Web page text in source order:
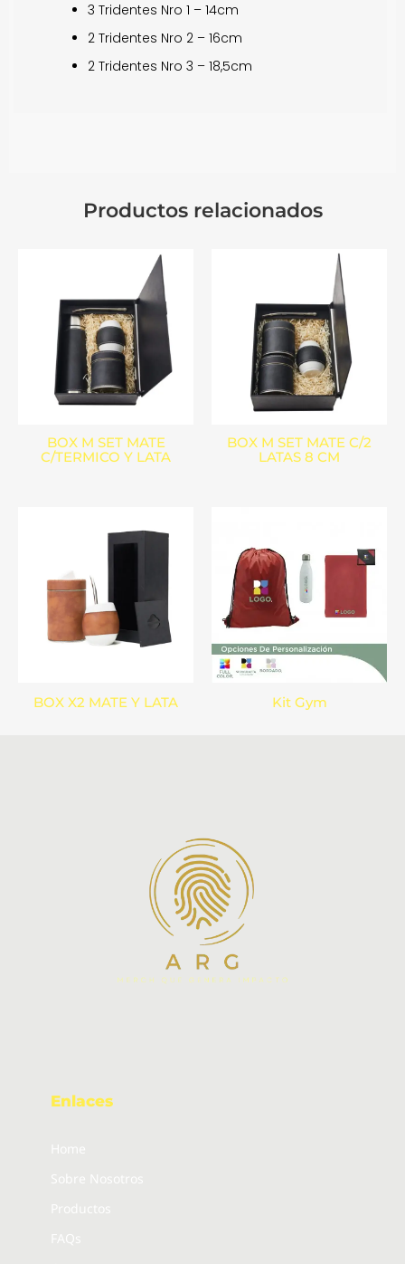
3 Tridentes Nro 1 – 14cm
2 Tridentes Nro 2 – 16cm
2 Tridentes Nro 3 – 18,5cm
Productos relacionados
BOX M SET MATE
C/TERMICO Y LATA
BOX M SET MATE C/2
LATAS 8 CM
BOX X2 MATE Y LATA Kit Gym
Enlaces
Home
Sobre Nosotros
Productos
FAQs